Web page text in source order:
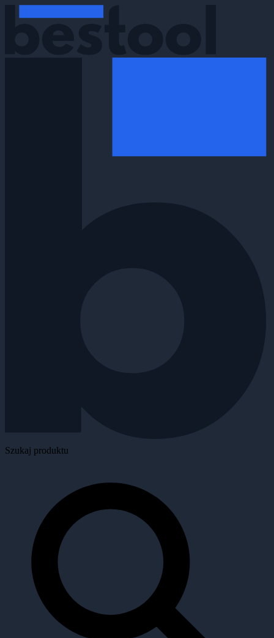
Szukaj produktu